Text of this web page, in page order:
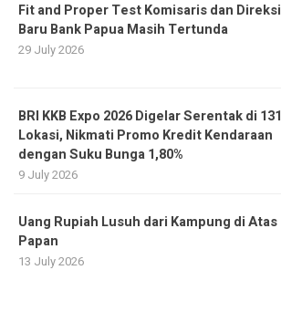
Fit and Proper Test Komisaris dan Direksi
Baru Bank Papua Masih Tertunda
29 July 2026
BRI KKB Expo 2026 Digelar Serentak di 131
Lokasi, Nikmati Promo Kredit Kendaraan
dengan Suku Bunga 1,80%
9 July 2026
Uang Rupiah Lusuh dari Kampung di Atas
Papan
13 July 2026